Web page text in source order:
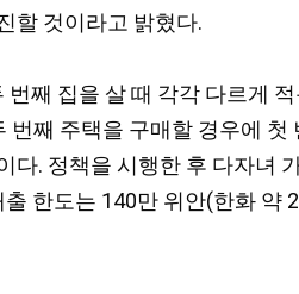
할 것이라고 밝혔다.
째 집을 살 때 각각 다르게
째 주택을 구매할 경우에 첫
. 정책을 시행한 후 다자녀
한도는 140만 위안(한화 약